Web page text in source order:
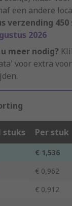
een andere
verzending 450
2026
meer nodig?
voor extra
stuks Per stuk
€ 1,536
€ 0,962
€ 0,912